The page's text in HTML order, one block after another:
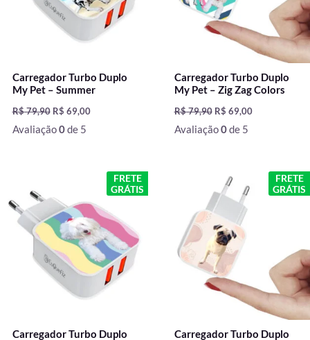
Carregador Turbo Duplo
My Pet – Summer
R$79,90 R$ 69,00
Avaliação0de 5
Carregador Turbo Duplo
My Pet – Zig Zag Colors
R$79,90 R$ 69,00
Avaliação0de 5
FRETE
GRÁTIS
Carregador Turbo Duplo
original
era:
R$ 79,90.
preço
atual
é:
R$ 69,00.
FRETE
GRÁTIS
Carregador Turbo Duplo
preço
original
era:
R$ 79,90.
preço